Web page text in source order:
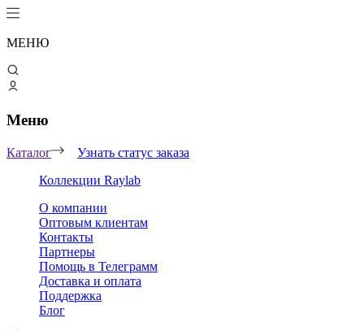
МЕНЮ
Меню
Каталог
Узнать статус заказа
Коллекции Raylab
О компании
Оптовым клиентам
Контакты
Партнеры
Помощь в Телеграмм
Доставка и оплата
Поддержка
Блог